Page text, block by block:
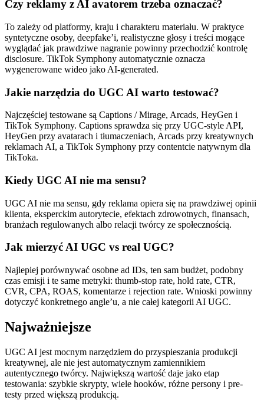
Czy reklamy z AI avatorem trzeba oznaczać?
To zależy od platformy, kraju i charakteru materiału. W praktyce
syntetyczne osoby, deepfake’i, realistyczne głosy i treści mogące
wyglądać jak prawdziwe nagranie powinny przechodzić kontrolę
disclosure. TikTok Symphony automatycznie oznacza
wygenerowane wideo jako AI-generated.
Jakie narzędzia do UGC AI warto testować?
Najczęściej testowane są Captions / Mirage, Arcads, HeyGen i
TikTok Symphony. Captions sprawdza się przy UGC-style API,
HeyGen przy avatarach i tłumaczeniach, Arcads przy kreatywnych
reklamach AI, a TikTok Symphony przy contentcie natywnym dla
TikToka.
Kiedy UGC AI nie ma sensu?
UGC AI nie ma sensu, gdy reklama opiera się na prawdziwej opinii
klienta, eksperckim autorytecie, efektach zdrowotnych, finansach,
branżach regulowanych albo relacji twórcy ze społecznością.
Jak mierzyć AI UGC vs real UGC?
Najlepiej porównywać osobne ad IDs, ten sam budżet, podobny
czas emisji i te same metryki: thumb-stop rate, hold rate, CTR,
CVR, CPA, ROAS, komentarze i rejection rate. Wnioski powinny
dotyczyć konkretnego angle’u, a nie całej kategorii AI UGC.
Najważniejsze
UGC AI jest mocnym narzędziem do przyspieszania produkcji
kreatywnej, ale nie jest automatycznym zamiennikiem
autentycznego twórcy. Największą wartość daje jako etap
testowania: szybkie skrypty, wiele hooków, różne persony i pre-
testy przed większą produkcją.